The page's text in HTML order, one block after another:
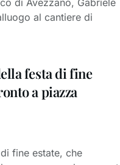
al cantiere di
festa di fine
a piazza
fine estate, che